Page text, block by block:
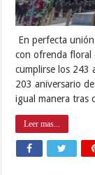
En perfecta
con ofrenda floral
cumplirse los 243
203 aniversario
igual manera tras
Leer mas...